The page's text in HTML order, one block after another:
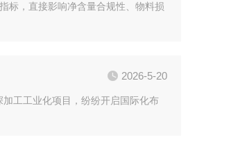
标，直接影响净含量合规性、物料损
2026-5-20
工工业化项目，纷纷开启国际化布